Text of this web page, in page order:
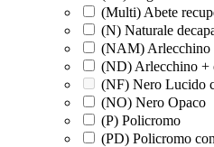
(Multi) Abete
(N) Naturale
(NAM) Arlecchino
(ND) Arlecchino +
(NF) Nero Lucido
(NO) Nero Opaco
(P) Policromo
(PD) Policromo